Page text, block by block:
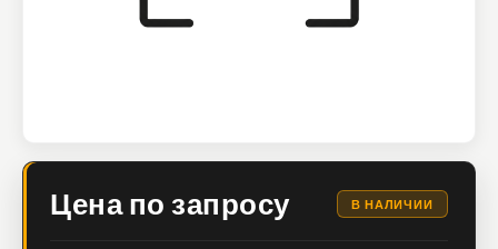
Цена по запросу В НАЛИЧИИ